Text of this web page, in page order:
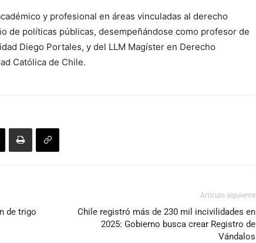
y profesional en áreas vinculadas al derecho
de políticas públicas, desempeñándose como profesor de
Diego Portales, y del LLM Magíster en Derecho
Católica de Chile.
de trigo
Artículo siguiente
Chile registró más de 230 mil incivilidades en
2025: Gobierno busca crear Registro de
Vándalos